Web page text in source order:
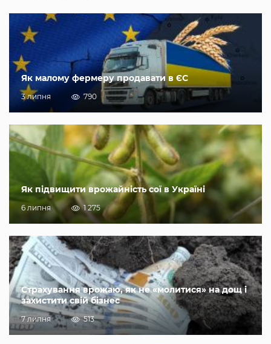
Як малому фермеру продавати в ЄС
3 липня 790
Як підвищити врожайність сої в Україні
6 липня 1 275
Страхування врожаю, як не «молитися» на дощ і
захистити свій бізнес
7 липня 513